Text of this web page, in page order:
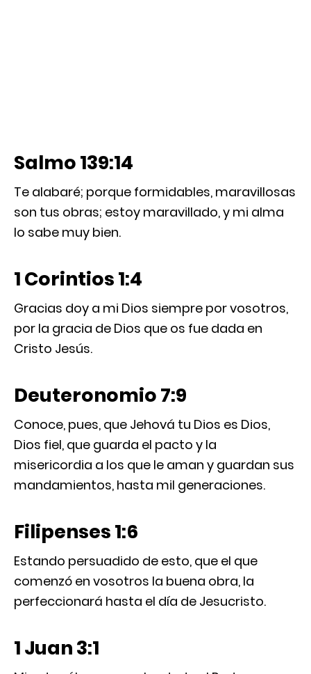
Salmo 139:14
Te alabaré; porque formidables, maravillosas
son tus obras; estoy maravillado, y mi alma
lo sabe muy bien.
1 Corintios 1:4
Gracias doy a mi Dios siempre por vosotros,
por la gracia de Dios que os fue dada en
Cristo Jesús.
Deuteronomio 7:9
Conoce, pues, que Jehová tu Dios es Dios,
Dios fiel, que guarda el pacto y la
misericordia a los que le aman y guardan sus
mandamientos, hasta mil generaciones.
Filipenses 1:6
Estando persuadido de esto, que el que
comenzó en vosotros la buena obra, la
perfeccionará hasta el día de Jesucristo.
1 Juan 3:1